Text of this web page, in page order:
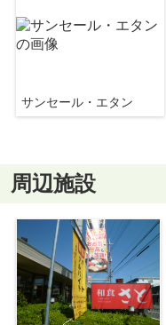
サンセール・エタン
周辺施設